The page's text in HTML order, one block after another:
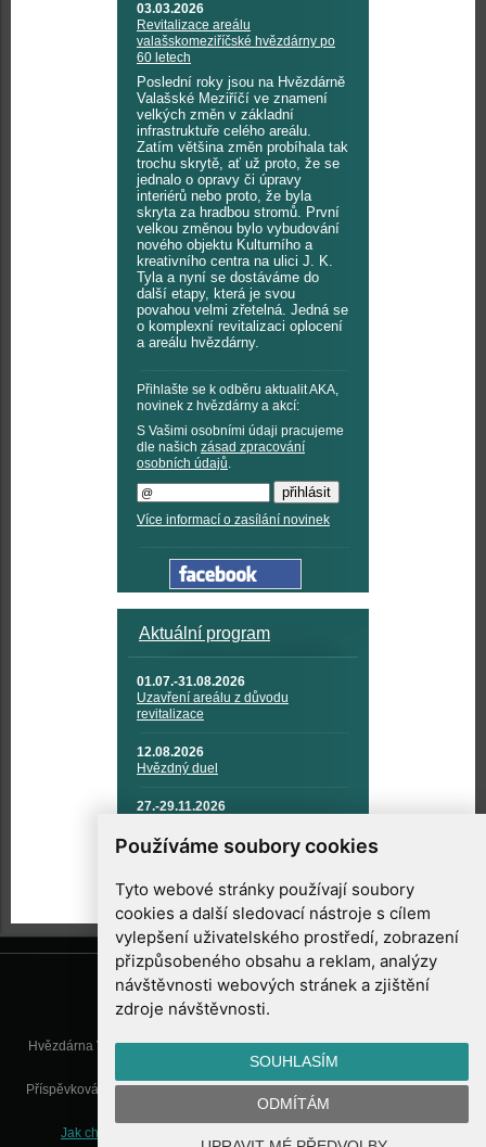
Používáme soubory cookies
Tyto webové stránky používají soubory
cookies a další sledovací nástroje s cílem
vylepšení uživatelského prostředí, zobrazení
přizpůsobeného obsahu a reklam, analýzy
návštěvnosti webových stránek a zjištění
zdroje návštěvnosti.
SOUHLASÍM
ODMÍTÁM
03.03.2026
Revitalizace areálu
valašskomeziříčské hvězdárny po
60 letech
Poslední roky jsou na Hvězdárně
Valašské Meziříčí ve znamení
velkých změn v základní
infrastruktuře celého areálu.
Zatím většina změn probíhala tak
trochu skrytě, ať už proto, že se
jednalo o opravy či úpravy
interiérů nebo proto, že byla
skryta za hradbou stromů. První
velkou změnou bylo vybudování
nového objektu Kulturního a
kreativního centra na ulici J. K.
Tyla a nyní se dostáváme do
další etapy, která je svou
povahou velmi zřetelná. Jedná se
o komplexní revitalizaci oplocení
a areálu hvězdárny.
Přihlašte se k odběru aktualit AKA,
novinek z hvězdárny a akcí:
S Vašimi osobními údaji pracujeme
dle našich zásad zpracování
osobních údajů.
Více informací o zasílání novinek
Aktuální program
01.07.-31.08.2026
Uzavření areálu z důvodu
revitalizace
12.08.2026
Hvězdný duel
27.-29.11.2026
TECHNIKA A KOSMICKÉ
TECHNOLOGIE
Hvězdárna Valašské Meziříčí, příspěvková organizace, Vsetínská 78, 757
01 Valašské Meziříčí
Příspěvková organizace Zlínského kraje. Telefon:571 611 928, Mobil:777
info@astrovm.cz
Jak chráníme Vaše osobní údaje